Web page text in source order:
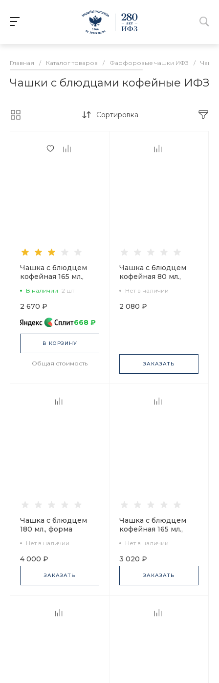
Главная / Каталог товаров / Фарфоровые чашки ИФЗ /
Чашки с блюдцами кофейные ИФЗ
Сортировка
Чашка с блюдцем
кофейная 165 мл.,
рисунок
Супрематический
орнамент арт.
81.26709.00.1
В наличии 2 шт
2 670 ₽
668 ₽
В КОРЗИНУ
Общая стоимость
Чашка с блюдцем
кофейная 80 мл.,
рисунок Встреча арт.
81.16746.00.1
Нет в наличии
2 080 ₽
ЗАКАЗАТЬ
Чашка с блюдцем
180 мл., форма
Лошадь. Ежик в
тумане арт.
81.34550.00.1
Нет в наличии
4 000 ₽
ЗАКАЗАТЬ
Чашка с блюдцем
кофейная 165 мл.,
рисунок Easy
(Легкий), арт.
81.27798.00.1
Нет в наличии
3 020 ₽
ЗАКАЗАТЬ